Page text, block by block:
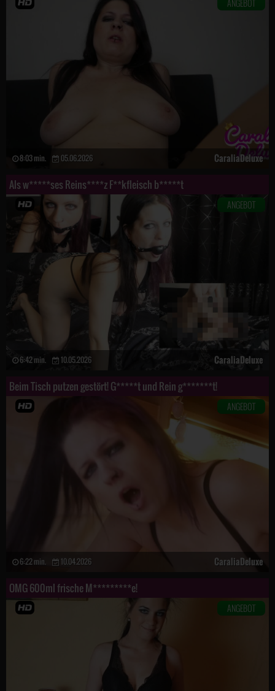
8:03 min. 05.06.2026 CaraliaDeluxe
Als w*****ses Reins****z F**kfleisch b*****t
ANGEBOT
6:42 min. 10.05.2026 CaraliaDeluxe
Beim Tisch putzen gestört! G*****t und Rein g*******t!
ANGEBOT
6:22 min. 10.04.2026 CaraliaDeluxe
OMG 600ml frische M*********e!
ANGEBOT